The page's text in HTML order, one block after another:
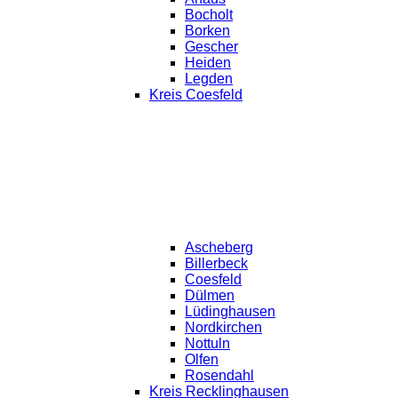
Bocholt
Borken
Gescher
Heiden
Legden
Kreis Coesfeld
Ascheberg
Billerbeck
Coesfeld
Dülmen
Lüdinghausen
Nordkirchen
Nottuln
Olfen
Rosendahl
Kreis Recklinghausen